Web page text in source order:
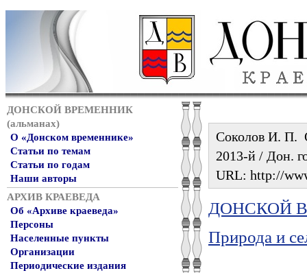
ДОНСКОЙ ВРЕМЕННИК
(альманах)
О «Донском временнике»
Статьи по темам
Статьи по годам
Наши авторы
АРХИВ КРАЕВЕДА
Об «Архиве краеведа»
Персоны
Населенные пункты
Организации
Периодические издания
Соколов И. П.
2013-й / Дон.
URL: http://
ДОНСКОЙ
Природа и